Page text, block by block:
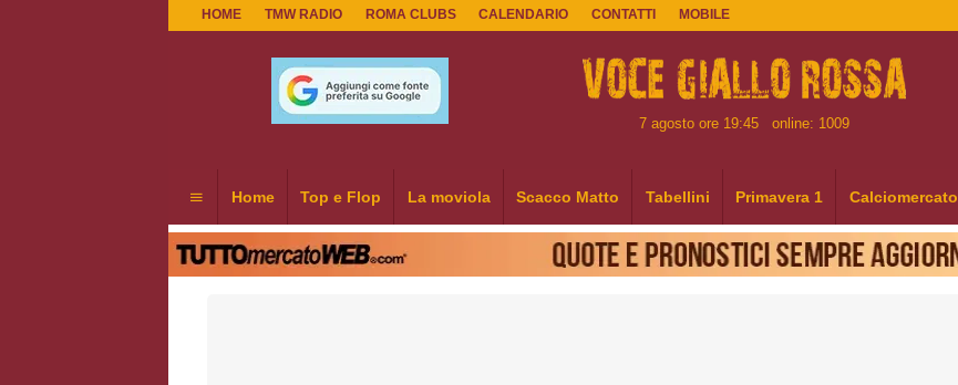
HOME TMW RADIO ROMA CLUBS CALENDARIO CONTATTI MOBILE
7 agosto ore 19:45 online: 1009
Home Top e Flop La moviola Scacco Matto Tabellini Primavera 1 Calciomercato